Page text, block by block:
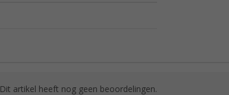
Dit artikel heeft nog geen beoordelingen.